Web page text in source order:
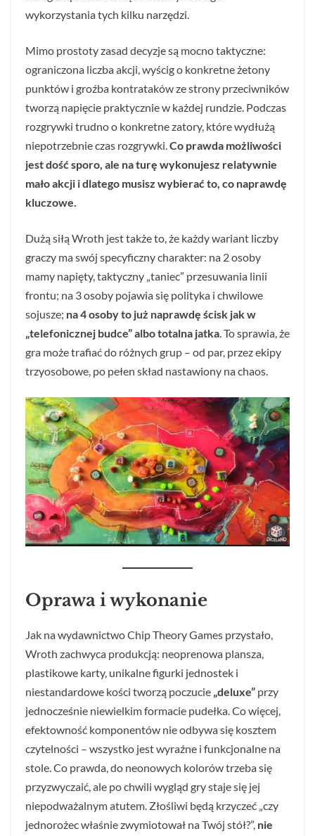
wykorzystania tych kilku narzędzi.
Mimo prostoty zasad decyzje są mocno taktyczne:
ograniczona liczba akcji, wyścig o konkretne żetony
punktów i groźba kontrataków ze strony przeciwników
tworzą napięcie praktycznie w każdej rundzie. Podczas
rozgrywki trudno o konkretne zatory, które wydłużą
niepotrzebnie czas rozgrywki.Co prawda możliwości
jest dość sporo, ale na turę wykonujesz relatywnie
mało akcji i dlatego musisz wybierać to, co naprawdę
kluczowe.
Dużą siłą Wroth jest także to, że każdy wariant liczby
graczy ma swój specyficzny charakter: na 2 osoby
mamy napięty, taktyczny „taniec” przesuwania linii
frontu; na 3 osoby pojawia się polityka i chwilowe
sojusze; na 4 osoby to już naprawdę ścisk jak w
„telefonicznej budce” albo totalna jatka. To sprawia, że
gra może trafiać do różnych grup – od par, przez ekipy
trzyosobowe, po pełen skład nastawiony na chaos.
Oprawa i wykonanie
Jak na wydawnictwo Chip Theory Games przystało,
Wroth zachwyca produkcją: neoprenowa plansza,
plastikowe karty, unikalne figurki jednostek i
niestandardowe kości tworzą poczucie „deluxe” przy
jednocześnie niewielkim formacie pudełka. Co więcej,
efektowność komponentów nie odbywa się kosztem
czytelności – wszystko jest wyraźne i funkcjonalne na
stole. Co prawda, do neonowych kolorów trzeba się
przyzwyczaić, ale po chwili wygląd gry staje się jej
niepodważalnym atutem. Złośliwi będą krzyczeć „czy
jednorożec właśnie zwymiotował na Twój stół?”, nie